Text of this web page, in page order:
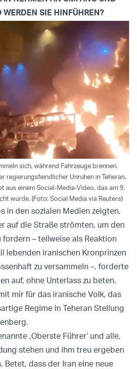
WERDEN SIE HINFÜHREN?
sich, während Fahrzeuge brennen,
regierungsfeindlicher Unruhen in Teheran,
aus einem Social-Media-Video, das am 9.
wurde. (Foto: Social Media via Reuters)
in den sozialen Medien zeigten,
auf die Straße strömten, um den
fordern – teilweise als Reaktion
lebenden iranischen Kronprinzen
zu versammeln –, forderte
auf, ohne Unterlass zu beten.
mir für das iranische Volk, das
Regime in Teheran Stellung
‚Oberste Führer‘ und alle,
stehen und ihm treu ergeben
Betet, dass der Iran eine neue